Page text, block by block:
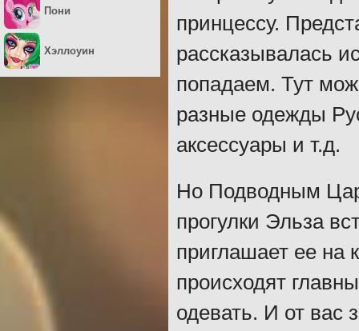
принцессу.
рассказывалась
попадаем. Тут
разные одежды
аксессуары и т.д.
Но Подводным
прогулки Эльза
приглашает ее на
происходят
одевать. И от вас
Пони
Хэллоуин